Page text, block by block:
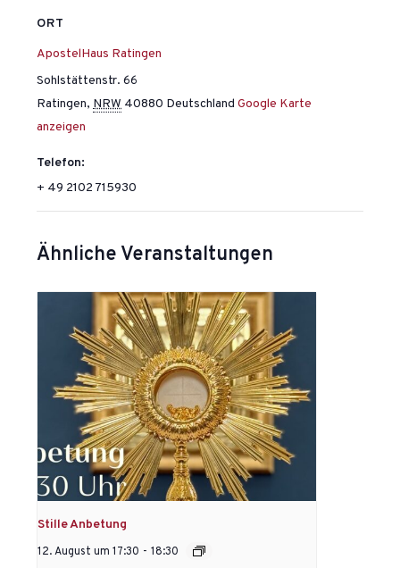
ORT
ApostelHaus Ratingen
Sohlstättenstr. 66
Ratingen, NRW 40880 Deutschland Google Karte
anzeigen
Telefon:
+ 49 2102 715930
Ähnliche Veranstaltungen
Stille Anbetung
12. August um 17:30 - 18:30